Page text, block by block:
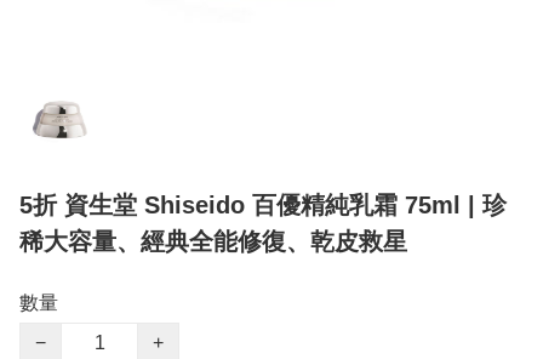
5折 資生堂 Shiseido 百優精純乳霜 75ml | 珍
稀大容量、經典全能修復、乾皮救星
數量
−
+